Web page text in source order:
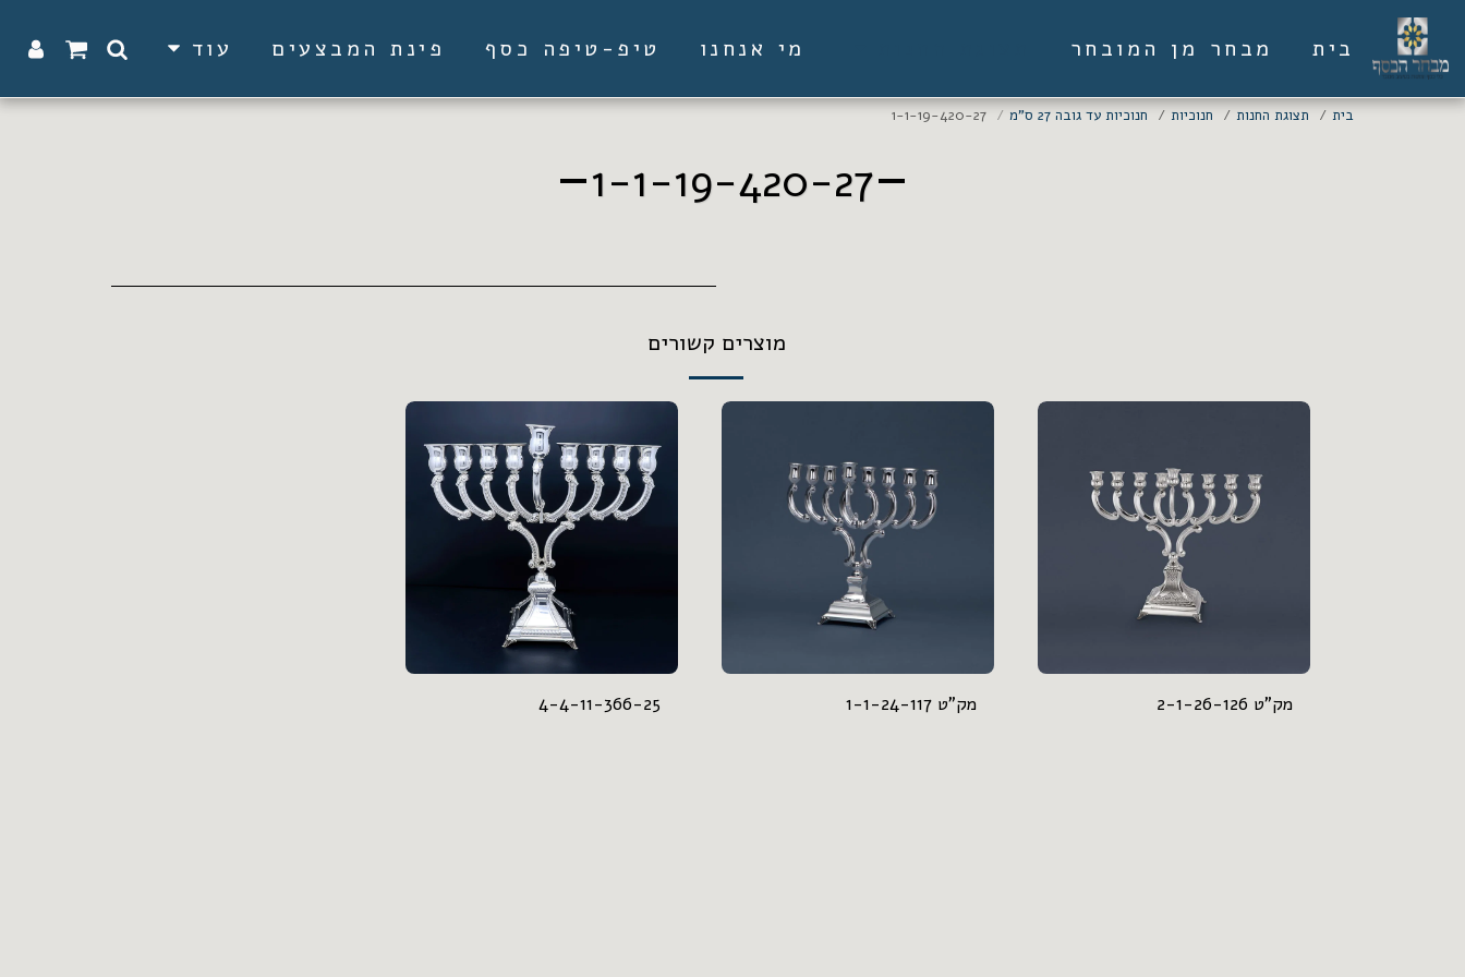
בית מבחר מן המובחר מי אנחנו טיפ-טיפה כסף פינת המבצעים עוד
בית תצוגת החנות חנוכיות חנוכיות עד גובה 27 ס"מ 1-1-19-420-27
1-1-19-420-27
מוצרים קשורים
מק"ט 2-1-26-126 מק"ט 1-1-24-117 4-4-11-366-25